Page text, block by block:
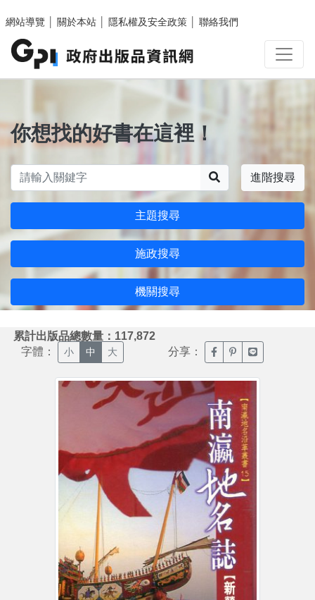
網站導覽
關於本站 隱私權及安全政策 聯絡我們
你想找的好書在這裡！
進階搜尋
主題搜尋
施政搜尋
機關搜尋
累計出版品總數量：117,872
字體： 小 中 大 分享： 臉書分享(另開新視窗)
噗浪分享(另開新
Line分享(另